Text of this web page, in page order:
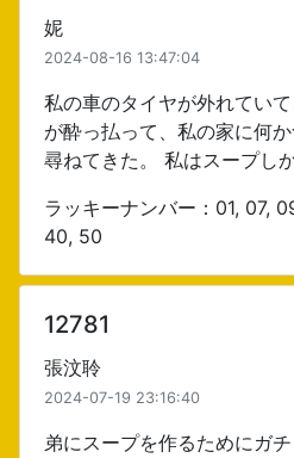
妮
2024-08-16 13:47:04
私の車のタイヤが外れてい
が酔っ払って、私の家に何
尋ねてきた。 私はスープし
ラッキーナンバー：01, 07,
40, 50
12781
張汶聆
2024-07-19 23:16:40
弟にスープを作るためにガ